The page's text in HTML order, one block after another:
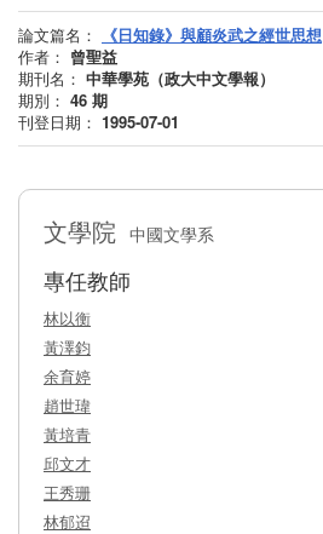
論文篇名：
《日知錄》與顧炎武之經世思想
作者： 曾聖益
期刊名： 中華學苑（政大中文學報）
期別： 46 期
刊登日期： 1995-07-01
文學院 中國文學系
專任教師
林以衡
黃澤鈞
余育婷
趙世瑋
黃培青
邱文才
王秀珊
林郁迢